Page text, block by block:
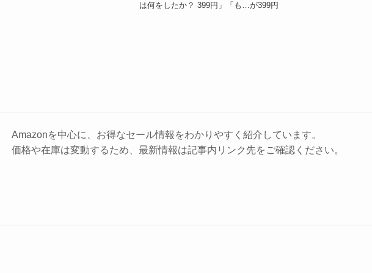
は何をしたか？ 399円」「も…が399円
Amazonを中心に、お得なセール情報をわかりやすく紹介しています。
価格や在庫は変動するため、最新情報は記事内リンク先をご確認ください。